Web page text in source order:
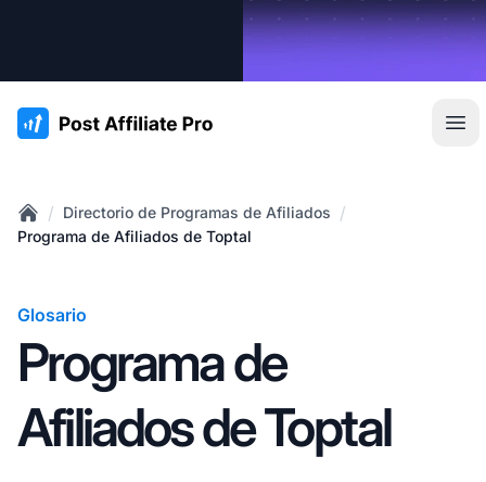
:site.title
Home
/ Directorio de Programas de Afiliados /
Programa de Afiliados de Toptal
Glosario
Programa de
Afiliados de Toptal